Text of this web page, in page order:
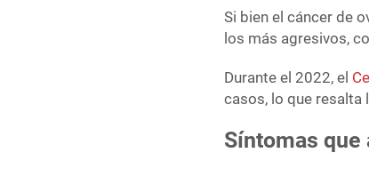
Si bien el cáncer de
los más agresivos,
Durante el 2022, el
casos, lo que resalta
Síntomas que